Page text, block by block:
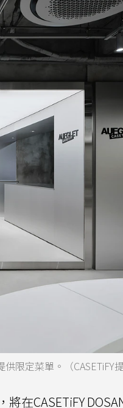
限定菜單。（CASETiFY
在CASETiFY